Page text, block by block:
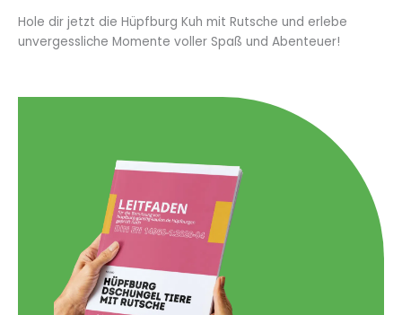
Hole dir jetzt die Hüpfburg Kuh mit Rutsche und erlebe
unvergessliche Momente voller Spaß und Abenteuer!